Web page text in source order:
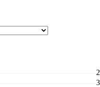
2
3